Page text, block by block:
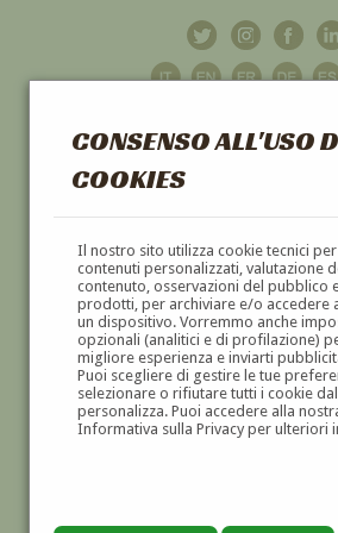
CONSENSO ALL'USO
COOKIES
Il nostro sito utilizza cookie tecnici per
contenuti personalizzati, valutazione
contenuto, osservazioni del pubblico
prodotti, per archiviare e/o accedere
un dispositivo. Vorremmo anche
opzionali (analitici e di profilazione)
migliore esperienza e inviarti
Puoi scegliere di gestire le tue
selezionare o rifiutare tutti i cookie
personalizza. Puoi accedere alla
Informativa sulla Privacy per ulteriori
GALLERIAD'ARTE
DIPINTI E SCULTURE